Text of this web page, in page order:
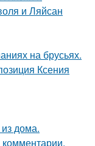
и Ляйсан
на брусьях.
Ксения
дома.